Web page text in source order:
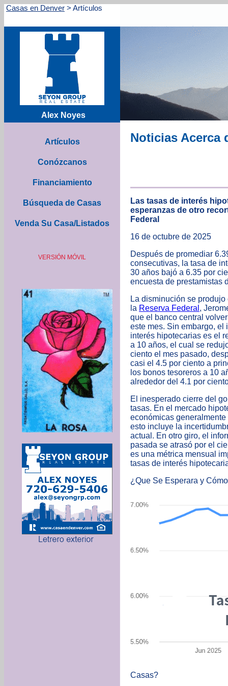
Casas en Denver > Artículos
Alex Noyes
Noticias Acerca
Artículos
Conózcanos
Financiamiento
Búsqueda de Casas
Venda Su Casa/Listados
VERSIÓN MÓVIL
Las tasas de interés
esperanzas de otro
Federal
16 de octubre de 2025
Después de promediar
consecutivas, la tasa de
30 años bajó a 6.35 por
encuesta de prestamistas
La disminución se
la Reserva Federal ,
que el banco central
este mes. Sin embargo,
interés hipotecarias es el
a 10 años, el cual se
ciento el mes pasado,
casi el 4.5 por ciento a
los bonos tesoreros a 10
alrededor del 4.1 por
El inesperado cierre del
tasas. En el mercado
económicas
esto incluye la
actual. En otro giro, el
pasada se atrasó por el
es una métrica mensual
tasas de interés
¿Que Se Esperara y
Casas?